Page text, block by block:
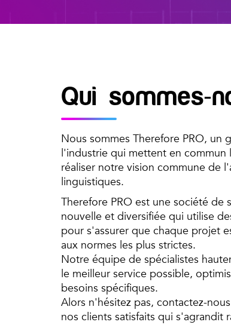
Qui sommes-
Nous sommes Therefore PRO, un
l'industrie qui mettent en commun
réaliser notre vision commune de
linguistiques.
Therefore PRO est une société de
nouvelle et diversifiée qui utilise
pour s'assurer que chaque projet
aux normes les plus strictes.
Notre équipe de spécialistes
le meilleur service possible,
besoins spécifiques.
Alors n'hésitez pas, contactez-
nos clients satisfaits qui s'agrandit